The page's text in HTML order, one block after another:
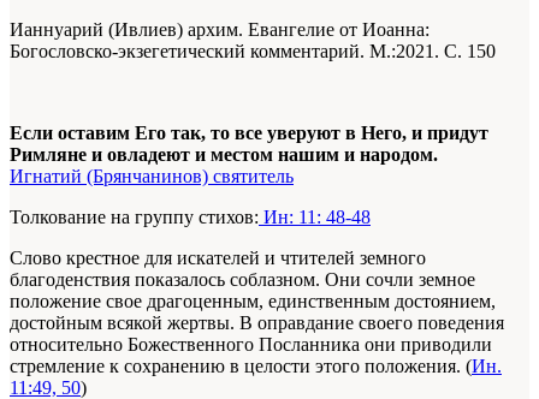
Ианнуарий (Ивлиев) архим. Евангелие от Иоанна:
Богословско-экзегетический комментарий. М.:2021. С. 150
Если оставим Его так, то все уверуют в Него, и придут
Римляне и овладеют и местом нашим и народом.
Игнатий (Брянчанинов) святитель
Толкование на группу стихов: Ин: 11: 48-48
Слово крестное для искателей и чтителей земного
благоденствия показалось соблазном. Они сочли земное
положение свое драгоценным, единственным достоянием,
достойным всякой жертвы. В оправдание своего поведения
относительно Божественного Посланника они приводили
стремление к сохранению в целости этого положения. (Ин.
11:49, 50)